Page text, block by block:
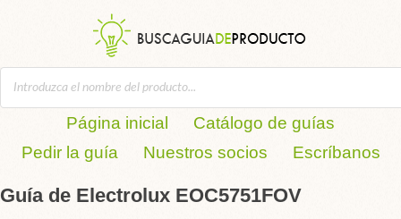
Página inicial
Catálogo de guías
Pedir la guía
Nuestros socios Escríbanos
Guía de Electrolux EOC5751FOV